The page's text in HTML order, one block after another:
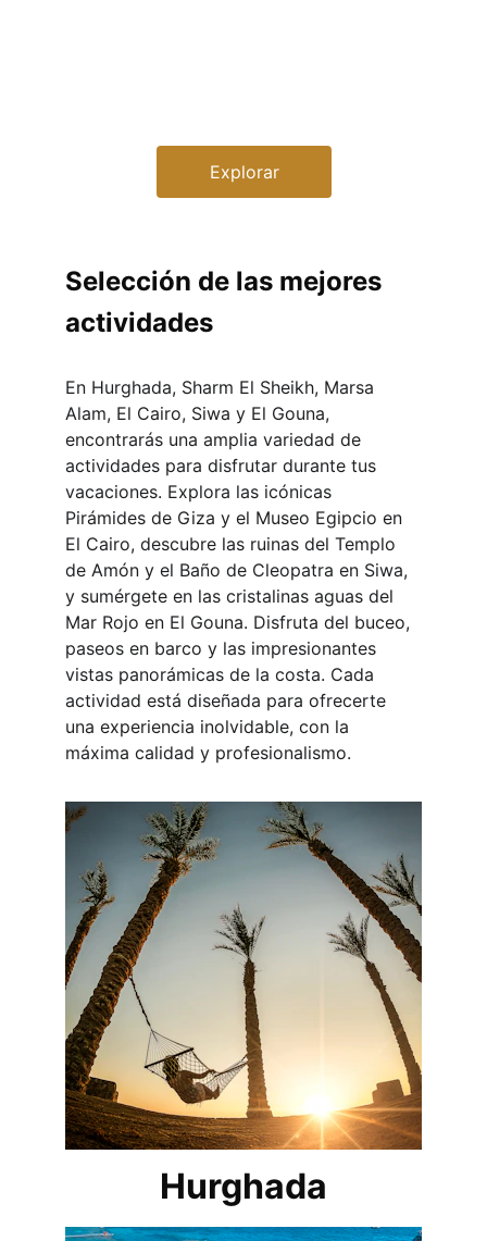
Explorar
Selección de las mejores
actividades
En Hurghada, Sharm El Sheikh, Marsa
Alam, El Cairo, Siwa y El Gouna,
encontrarás una amplia variedad de
actividades para disfrutar durante tus
vacaciones. Explora las icónicas
Pirámides de Giza y el Museo Egipcio en
El Cairo, descubre las ruinas del Templo
de Amón y el Baño de Cleopatra en Siwa,
y sumérgete en las cristalinas aguas del
Mar Rojo en El Gouna. Disfruta del buceo,
paseos en barco y las impresionantes
vistas panorámicas de la costa. Cada
actividad está diseñada para ofrecerte
una experiencia inolvidable, con la
máxima calidad y profesionalismo.
Hurghada